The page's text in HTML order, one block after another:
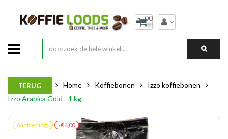
00
TERUG Home Koffiebonen
Izzo koffiebonen
Izzo Arabica Gold - 1 kg
Aanbieding! -€ 4,00